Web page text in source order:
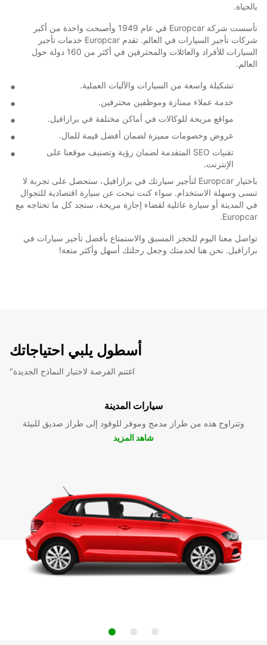
بالحياة.
تأسست شركة Europcar في عام 1949 وأصبحت واحدة من أكبر
شركات تأجير السيارات في العالم. تقدم Europcar خدمات تأجير
السيارات للأفراد والعائلات والمحترفين في أكثر من 160 دولة حول
العالم.
تشكيلة واسعة من السيارات والآليات العملية.
خدمة عملاء ممتازة وموظفين محترفين.
مواقع مريحة للوكالات في أماكن مختلفة في برازافيل.
عروض وخصومات مميزة لضمان أفضل قيمة للمال.
تقنيات SEO المتقدمة لضمان رؤية وتصنيف موقعنا على
الإنترنت.
باختيار Europcar لتأجير سيارتك في برازافيل، ستحصل على تجربة لا
تنسى وسهلة الاستخدام. سواء كنت تبحث عن سيارة اقتصادية للتجوال
في المدينة أو سيارة عائلية لقضاء إجازة مريحة، ستجد كل ما تحتاجه مع
Europcar.
تواصل معنا اليوم للحجز المسبق والاستمتاع بأفضل تأجير سيارات في
برازافيل. نحن هنا لخدمتك وجعل رحلتك أسهل وأكثر متعة!
أسطول يلبي احتياجاتك
"اغتنم الفرصة لاختبار النماذج الجديدة
سيارات المدينة
وتتراوح هذه من طراز مدمج وموفر للوقود إلى طراز صديق للبيئة
شاهد المزيد